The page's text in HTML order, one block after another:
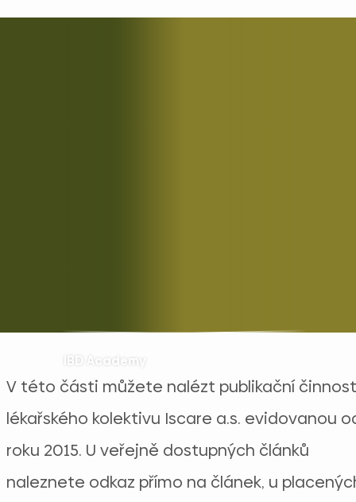
IBD Academy
V této části můžete nalézt publikační činnost
lékařského kolektivu Iscare a.s. evidovanou
roku 2015. U veřejně dostupných článků
naleznete odkaz přímo na článek, u